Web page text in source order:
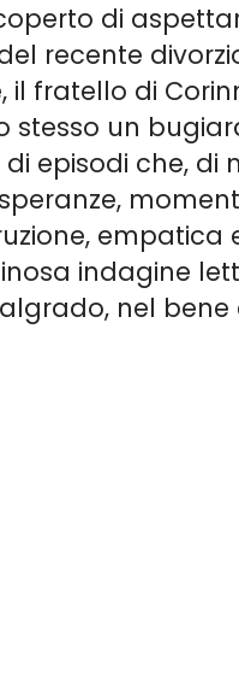
di
recente
fratello di
un
episodi che, di
indagine
nel